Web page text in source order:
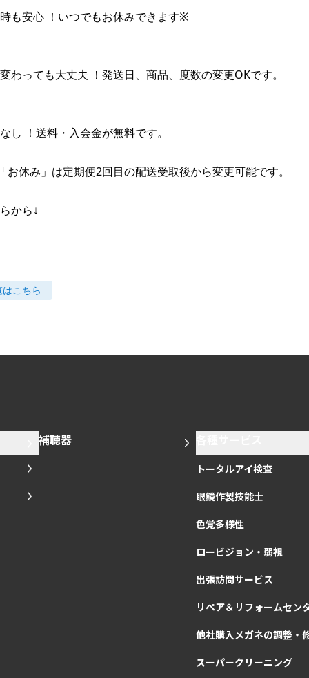
も安心 ！いつでもお休みできます※
わっても大丈夫 ！発送日、商品、度数の変更OKです。
し ！送料・入会金が無料です。
休み」は定期便2回目の配送受取後から変更可能です。
から↓
こちら
補聴器
トータルアイ検査
眼鏡作製技能士
色覚多様性
ロービジョン・弱視
出張訪問サービス
リペア＆リフォームセン
他社購入メガネの調整・
スーパークリーニング